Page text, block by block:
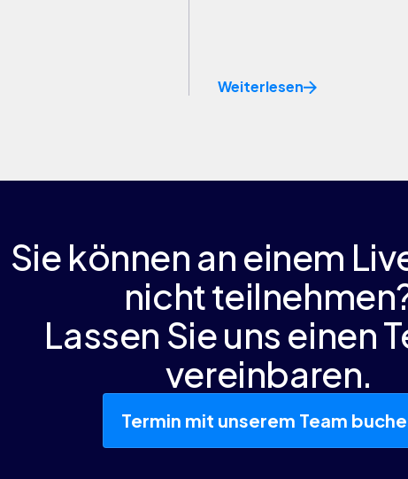
Weiterlesen
Sie können an einem
nicht
Lassen Sie uns einen
vereinbaren.
Termin mit unserem Team